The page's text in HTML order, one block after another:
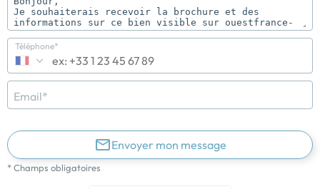
Téléphone*
Email*
Envoyer mon message
* Champs obligatoires